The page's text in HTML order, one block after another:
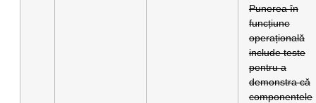
Punerea în
funcțiune
operațională
include teste
pentru a
demonstra că
componentele